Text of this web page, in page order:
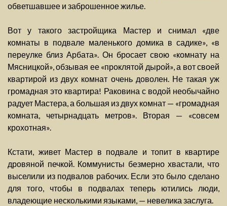
обветшавшее и заброшенное жилье.
Вот у такого застройщика Мастер и снимал «две
комнаты в подвале маленького домика в садике», «в
переулке близ Арбата». Он бросает свою «комнату на
Мясницкой», обзывая ее «проклятой дырой», а вот своей
квартирой из двух комнат очень доволен. Не такая уж
громадная это квартира! Раковина с водой необычайно
радует Мастера, а большая из двух комнат — «громадная
комната, четырнадцать метров». Вторая — «совсем
крохотная».
Кстати, живет Мастер в подвале и топит в квартире
дровяной печкой. Коммунисты безмерно хвастали, что
выселили из подвалов рабочих. Если это было сделано
для того, чтобы в подвалах теперь ютились люди,
владеющие несколькими языками, — невелика заслуга.